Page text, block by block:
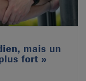
mais un
fort »